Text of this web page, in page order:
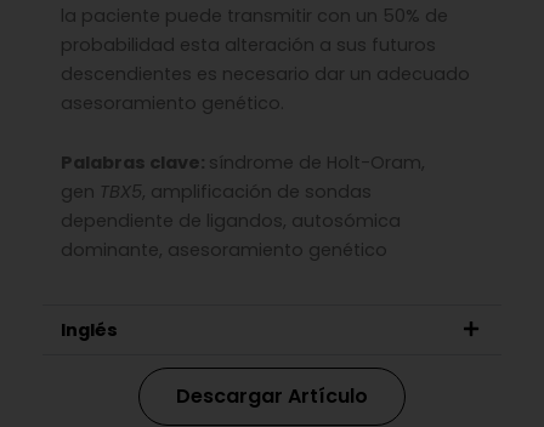
la paciente puede transmitir con un 50% de
probabilidad esta alteración a sus futuros
descendientes es necesario dar un adecuado
asesoramiento genético.
Palabras clave: síndrome de Holt-Oram,
gen TBX5, amplificación de sondas
dependiente de ligandos, autosómica
dominante, asesoramiento genético
Inglés
Descargar Artículo